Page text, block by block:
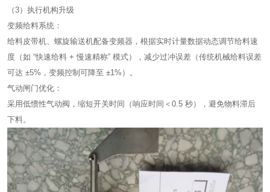
（3）执行机构升级
变频给料系统：
给料皮带机、螺旋输送机配备变频器，根据实时计量数据动态调节给料速
度（如 “快速给料 + 慢速精称” 模式），减少过冲误差（传统机械给料误差
可达 ±5%，变频控制可降至 ±1%）。
气动闸门优化：
采用低惯性气动阀，缩短开关时间（响应时间＜0.5 秒），避免物料滞后
下料。